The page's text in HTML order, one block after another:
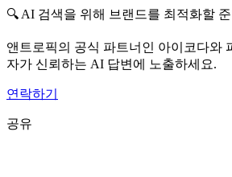
🔍 AI 검색을 위해 브랜드를 최적화할
앤트로픽의 공식 파트너인 아이코다와
자가 신뢰하는 AI 답변에 노출하세요.
연락하기
공유